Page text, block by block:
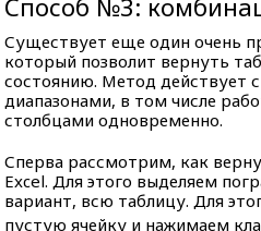
Способ №3:
Существует еще один очень
который позволит вернуть
состоянию. Метод
диапазонами, в том числе
столбцами одновременно.
Сперва рассмотрим, как
Excel. Для этого выделяем
вариант, всю таблицу. Для
пустую ячейку и нажимаем